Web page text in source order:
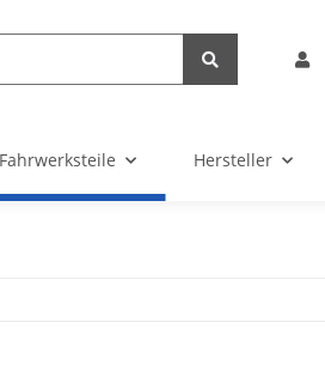
Fahrwerksteile Hersteller